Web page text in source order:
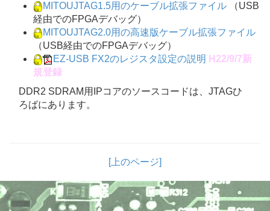
MITOUJTAG1.5用のケーブル拡張ファイル （USB
経由でのFPGAデバッグ）
MITOUJTAG2.0用の高速版ケーブル拡張ファイル
（USB経由でのFPGAデバッグ）
EZ-USB FX2のレジスタ設定の説明 H22/9/7新
規登録
DDR2 SDRAM用IPコアのソースコードは、JTAGひ
ろばにあります。
[上のページ]